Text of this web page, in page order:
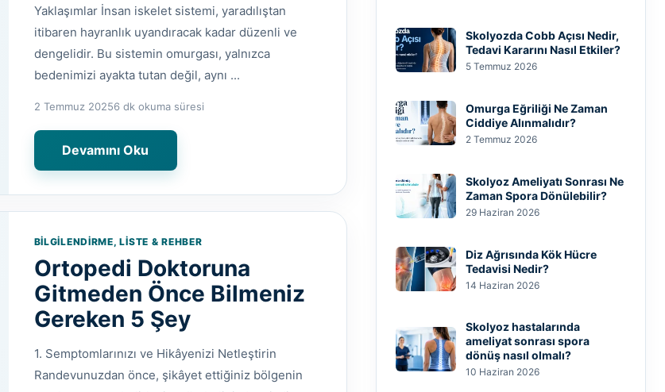
Yaklaşımlar İnsan iskelet sistemi, yaradılıştan
itibaren hayranlık uyandıracak kadar düzenli ve
dengelidir. Bu sistemin omurgası, yalnızca
bedenimizi ayakta tutan değil, aynı ...
2 Temmuz 20256 dk okuma süresi
Devamını Oku
BILGILENDIRME, LISTE & REHBER
Ortopedi Doktoruna
Gitmeden Önce Bilmeniz
Gereken 5 Şey
1. Semptomlarınızı ve Hikâyenizi Netleştirin
Randevunuzdan önce, şikâyet ettiğiniz bölgenin
Skolyozda Cobb Açısı Nedir,
Tedavi Kararını Nasıl Etkiler?
5 Temmuz 2026
Omurga Eğriliği Ne Zaman
Ciddiye Alınmalıdır?
2 Temmuz 2026
Skolyoz Ameliyatı Sonrası Ne
Zaman Spora Dönülebilir?
29 Haziran 2026
Diz Ağrısında Kök Hücre
Tedavisi Nedir?
14 Haziran 2026
Skolyoz hastalarında
ameliyat sonrası spora
dönüş nasıl olmalı?
10 Haziran 2026